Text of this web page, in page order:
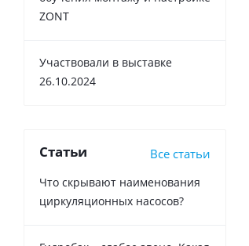
ZONT
Участвовали в выставке
26.10.2024
Статьи Все статьи
Что скрывают наименования
циркуляционных насосов?